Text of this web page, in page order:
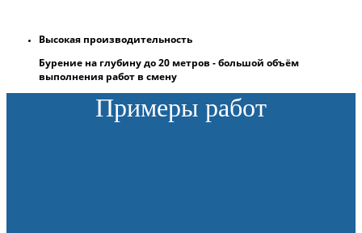
Высокая производительность
Бурение на глубину до 20 метров - большой объём
выполнения работ в смену
Примеры работ